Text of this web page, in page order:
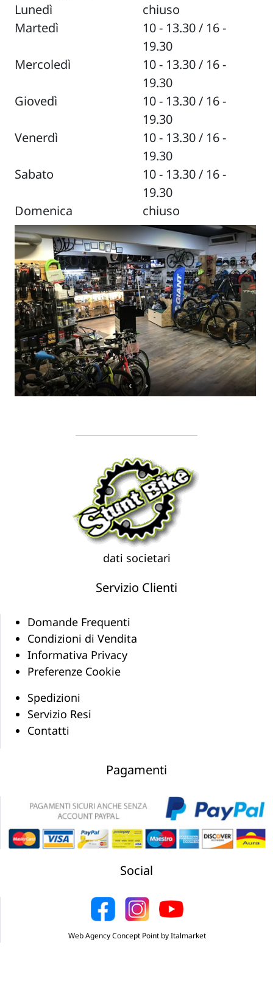
Lunedì
chiuso
Martedì
10 - 13.30 / 16 -
19.30
Mercoledì
10 - 13.30 / 16 -
19.30
Giovedì
10 - 13.30 / 16 -
19.30
Venerdì
10 - 13.30 / 16 -
19.30
Sabato
10 - 13.30 / 16 -
19.30
Domenica
chiuso
dati societari
Servizio Clienti
Domande Frequenti
Condizioni di Vendita
Informativa Privacy
Preferenze Cookie
Spedizioni
Servizio Resi
Contatti
Pagamenti
Social
Web Agency Concept Point by Italmarket